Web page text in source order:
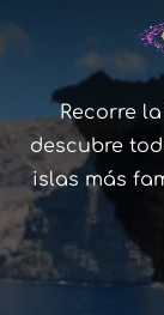
Recorre
descubre
islas más